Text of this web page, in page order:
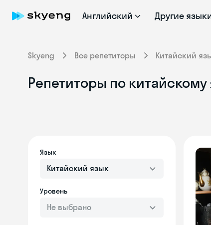
Английский Другие
Skyeng Все репетиторы Китайский
Репетиторы по
Язык
Китайский язык
Уровень
Не выбрано